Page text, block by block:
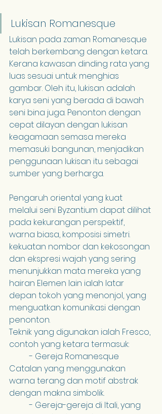
Lukisan Romanesque
Lukisan pada zaman Romanesque
telah berkembang dengan ketara.
Kerana kawasan dinding rata yang
luas sesuai untuk menghias
gambar. Oleh itu, lukisan adalah
karya seni yang berada di bawah
seni bina juga. Penonton dengan
cepat dilayan dengan lukisan
keagamaan semasa mereka
memasuki bangunan, menjadikan
penggunaan lukisan itu sebagai
sumber yang berharga.
Pengaruh oriental yang kuat
melalui seni Byzantium dapat dilihat
pada kekurangan perspektif,
warna biasa, komposisi simetri.
kekuatan nombor dan kekosongan
dan ekspresi wajah yang sering
menunjukkan mata mereka yang
hairan Elemen lain ialah latar
depan tokoh yang menonjol, yang
menguatkan komunikasi dengan
penonton.
Teknik yang digunakan ialah Fresco,
contoh yang ketara termasuk:
	- Gereja Romanesque
Catalan yang menggunakan
warna terang dan motif abstrak
dengan makna simbolik.
	- Gereja-gereja di Itali, yang